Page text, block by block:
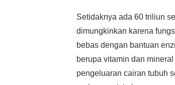
Setidaknya ada 60 triliun
dimungkinkan karena
bebas dengan bantuan
berupa vitamin dan
pengeluaran cairan tubuh